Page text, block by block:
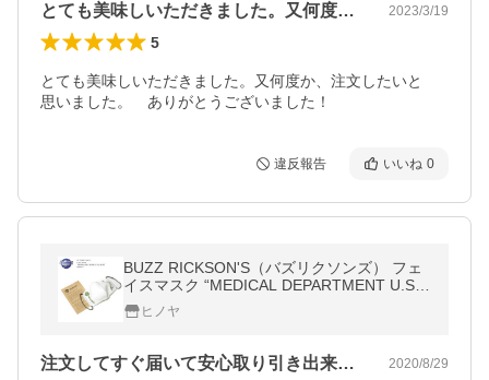
とても美味しいただきました。又何度か、… 2023/3/19
5
とても美味しいただきました。又何度か、注文したいと
思いました。　ありがとうございました！
違反報告 いいね 0
BUZZ RICKSON'S（バズリクソンズ） フェ
イスマスク “MEDICAL DEPARTMENT U.S.A
RMY” BR02664
ヒノヤ
注文してすぐ届いて安心取り引き出来まし… 2020/8/29